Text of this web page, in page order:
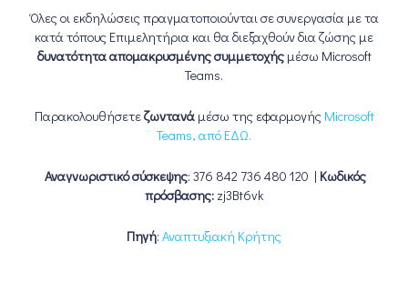
Όλες οι εκδηλώσεις πραγματοποιούνται σε συνεργασία με τα
κατά τόπους Επιμελητήρια και θα διεξαχθούν δια ζώσης με
δυνατότητα απομακρυσμένης συμμετοχήςμέσω Microsoft
Teams.
Παρακολουθήσετεζωντανάμέσω της εφαρμογής Microsoft
Teams, από ΕΔΩ.
Αναγνωριστικό σύσκεψης: 376 842 736 480 120 | Κωδικός
πρόσβασης: zj3Bt6vk
Πηγή: Αναπτυξιακή Κρήτης